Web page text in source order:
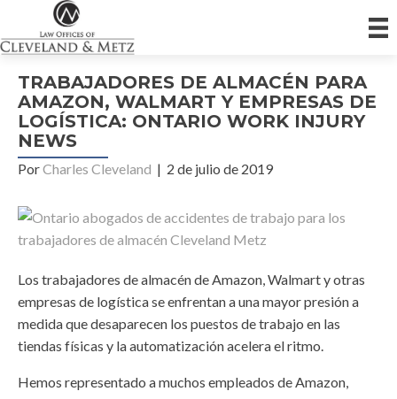
TRABAJADORES DE ALMACÉN PARA
AMAZON, WALMART Y EMPRESAS DE
LOGÍSTICA: ONTARIO WORK INJURY
NEWS
PorCharles Cleveland | 2 de julio de 2019
Los trabajadores de almacén de Amazon, Walmart y otras
empresas de logística se enfrentan a una mayor presión a
medida que desaparecen los puestos de trabajo en las
tiendas físicas y la automatización acelera el ritmo.
Hemos representado a muchos empleados de Amazon,